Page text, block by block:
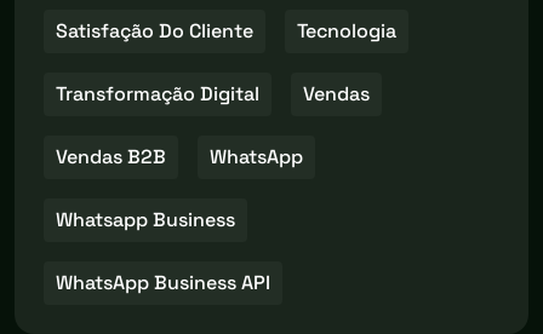
Satisfação Do Cliente Tecnologia
Transformação Digital Vendas
Vendas B2B WhatsApp
Whatsapp Business
WhatsApp Business API